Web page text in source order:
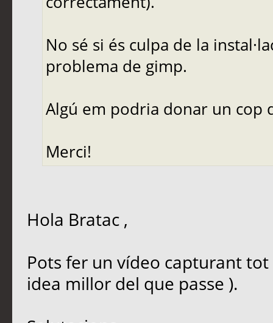
No sé si és culpa de la
problema de gimp.
Algú em podria donar un cop
Merci!
Hola Bratac ,
Pots fer un vídeo capturant
idea millor del que passe ).